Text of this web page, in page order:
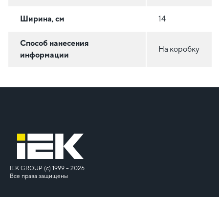
Ширина, см 14
Способ нанесения
информации
На коробку
IEK GROUP (c) 1999 – 2026
Все права защищены